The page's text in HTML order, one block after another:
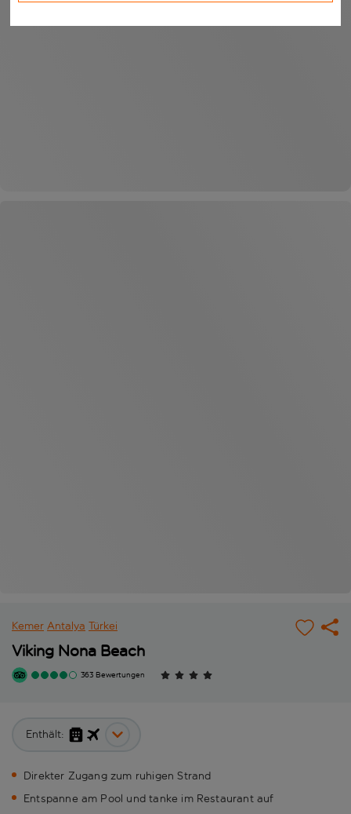
Kemer Antalya Türkei
Viking Nona Beach
363 Bewertungen
Enthält:
Direkter Zugang zum ruhigen Strand
Entspanne am Pool und tanke im Restaurant auf